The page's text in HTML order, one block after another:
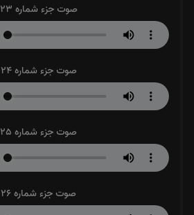
صوت جزء شماره 23
صوت جزء شماره 24
صوت جزء شماره 25
صوت جزء شماره 26